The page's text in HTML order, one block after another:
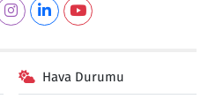
Hava Durumu